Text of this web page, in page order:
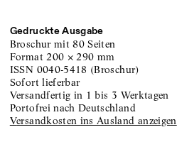
Gedruckte Ausgabe
Broschur mit 80 Seiten
Format200 ×290 mm
ISSN 0040-5418 (Broschur)
sofort lieferbar
versandfertig in 1 bis 3 Werktagen
portofrei nach Deutschland
Versandkosten ins Ausland anzeigen